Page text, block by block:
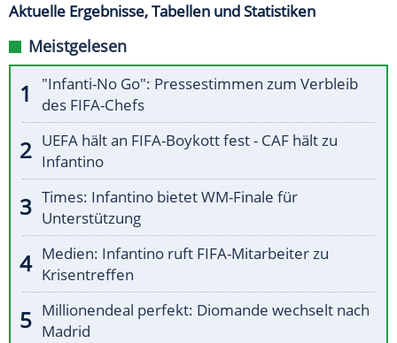
Aktuelle Ergebnisse, Tabellen und Statistiken
Meistgelesen
"Infanti-No Go": Pressestimmen zum Verbleib
des FIFA-Chefs
UEFA hält an FIFA-Boykott fest - CAF hält zu
Infantino
Times: Infantino bietet WM-Finale für
Unterstützung
Medien: Infantino ruft FIFA-Mitarbeiter zu
Krisentreffen
Millionendeal perfekt: Diomande wechselt nach
Madrid